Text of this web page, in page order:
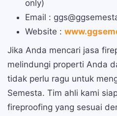
only)
Email :
Website :
Jika Anda mencari jasa
melindungi properti Anda
tidak perlu ragu untuk
Semesta. Tim ahli kami
fireproofing yang sesuai